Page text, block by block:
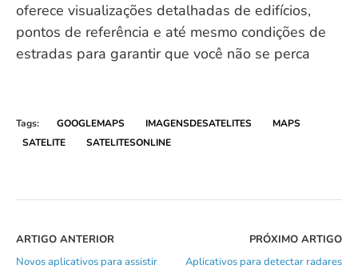
oferece visualizações detalhadas de edifícios,
pontos de referência e até mesmo condições de
estradas para garantir que você não se perca
Tags: GOOGLEMAPS IMAGENSDESATELITES
MAPS
SATELITE
SATELITESONLINE
ARTIGO ANTERIOR
Novos aplicativos para assistir
PRÓXIMO ARTIGO
Aplicativos para detectar radares